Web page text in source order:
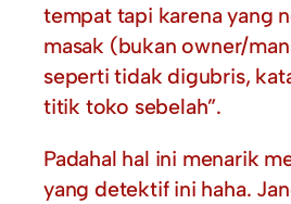
tempat tapi karena yang
masak (bukan owner/
seperti tidak digubris,
titik toko sebelah”.
Padahal hal ini menarik
yang detektif ini haha.